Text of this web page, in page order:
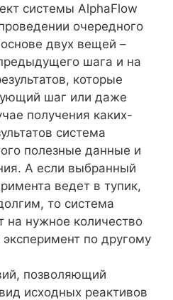
системы AlphaFlow
очередного
двух вещей –
шага и на
которые
шаг или даже
получения каких-
система
полезные данные и
А если выбранный
ведет в тупик,
то система
на нужное количество
по другому
позволяющий
исходных реактивов